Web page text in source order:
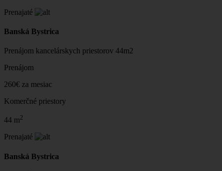
Prenajaté
Banská Bystrica
Prenájom kancelárskych priestorov 44m2
Prenájom
260€ za mesiac
Komerčné priestory
44 m2
Prenajaté
Banská Bystrica